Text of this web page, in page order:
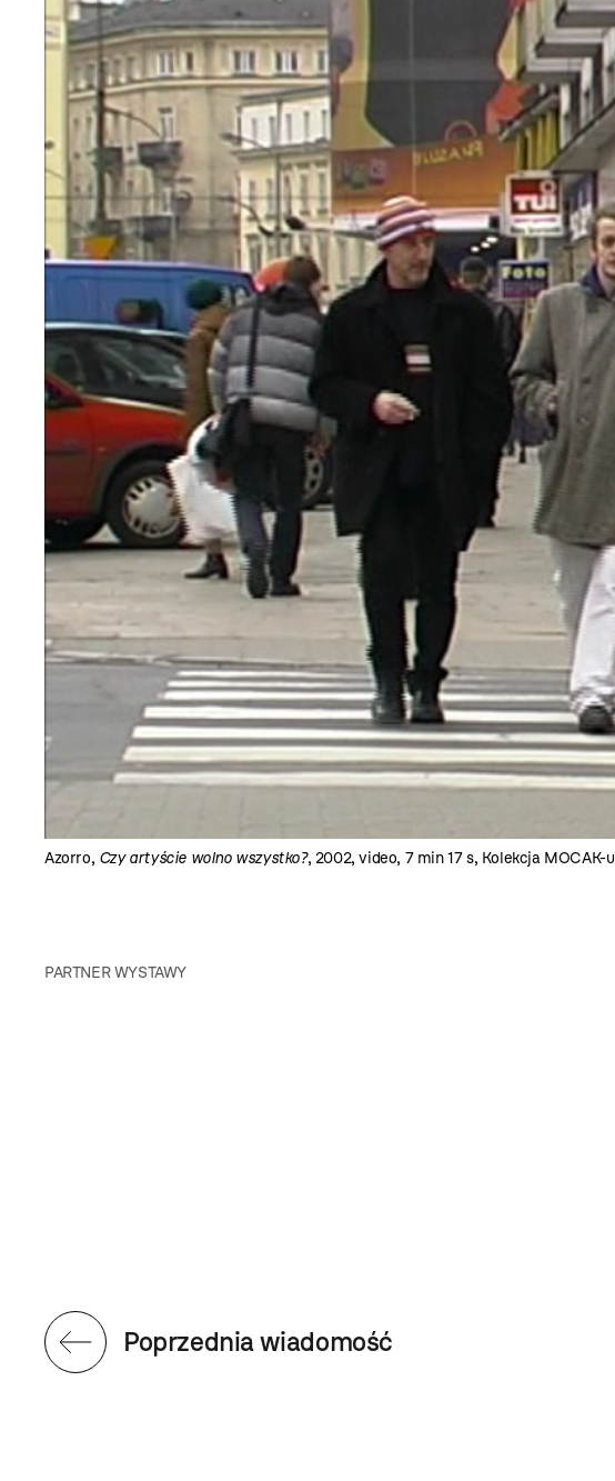
Azorro, Czy artyście wolno wszystko?, 2002, video, 7 min 17 s, Kolekcja MOCAK-u
PARTNER WYSTAWY
Poprzednia wiadomość